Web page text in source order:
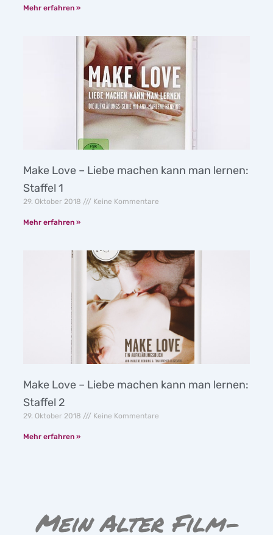
Mehr erfahren »
Make Love – Liebe machen kann man lernen:
Staffel 1
29. Oktober 2018 Keine Kommentare
Mehr erfahren »
Make Love – Liebe machen kann man lernen:
Staffel 2
29. Oktober 2018 Keine Kommentare
Mehr erfahren »
Mein Alter Film-